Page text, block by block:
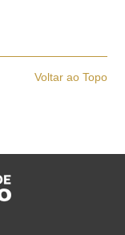
Voltar ao Topo